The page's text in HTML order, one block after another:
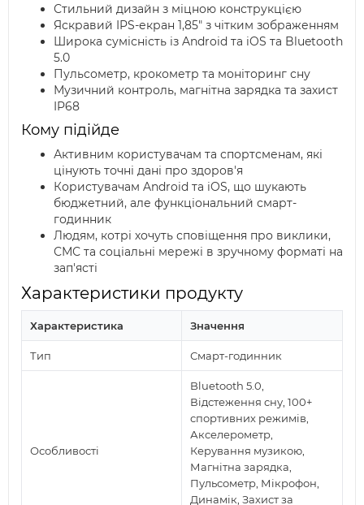
Стильний дизайн з міцною конструкцією
Яскравий IPS-екран 1,85" з чітким зображенням
Широка сумісність із Android та iOS та Bluetooth
5.0
Пульсометр, крокометр та моніторинг сну
Музичний контроль, магнітна зарядка та захист
IP68
Кому підійде
Активним користувачам та спортсменам, які
цінують точні дані про здоров'я
Користувачам Android та iOS, що шукають
бюджетний, але функціональний смарт-
годинник
Людям, котрі хочуть сповіщення про виклики,
СМС та соціальні мережі в зручному форматі на
зап'ясті
Характеристики продукту
Характеристика Значення
Тип Смарт-годинник
Особливості
Bluetooth 5.0,
Відстеження сну, 100+
спортивних режимів,
Акселерометр,
Керування музикою,
Магнітна зарядка,
Пульсометр, Мікрофон,
Динамік, Захист за